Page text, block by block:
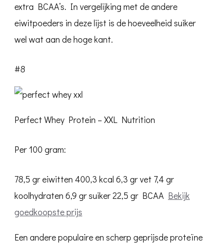
extra BCAA’s. In vergelijking met de andere
eiwitpoeders in deze lijst is de hoeveelheid suiker
wel wat aan de hoge kant.
#8
Perfect Whey Protein – XXL Nutrition
Per 100 gram:
78,5 gr eiwitten 400,3 kcal 6,3 gr vet 7,4 gr
koolhydraten 6,9 gr suiker22,5 gr BCAA Bekijk
goedkoopste prijs
Een andere populaire en scherp geprijsde proteïne